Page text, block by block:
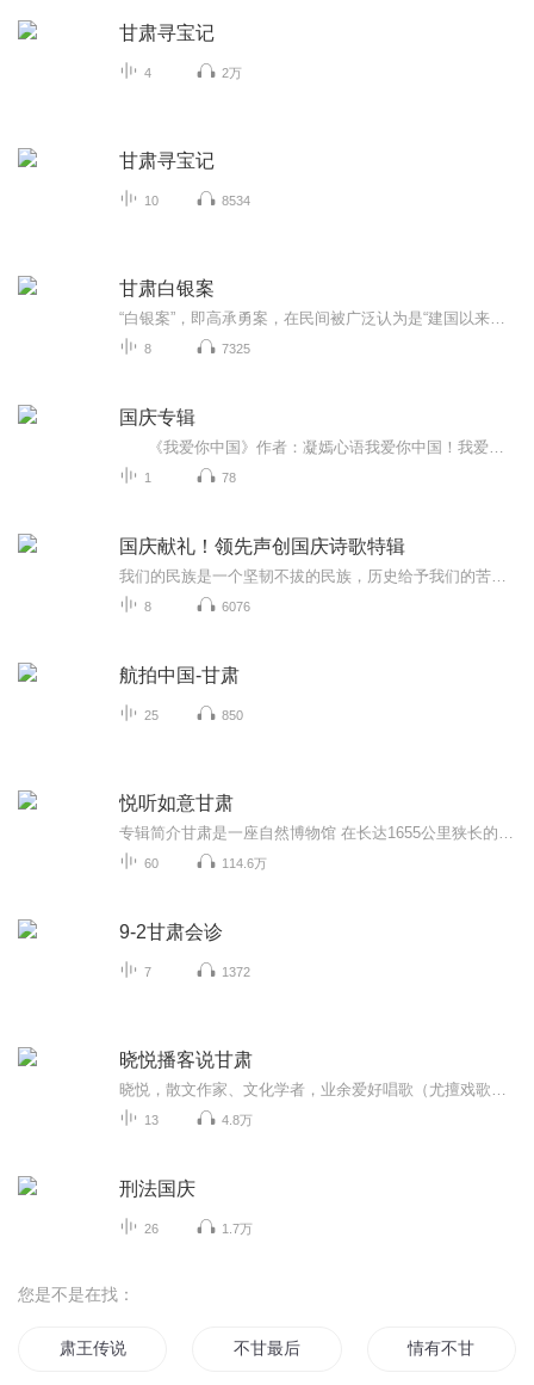
甘肃寻宝记
4 2万
甘肃寻宝记
10 8534
甘肃白银案
8 7325
国庆专辑
1 78
国庆献礼！领先声创国庆诗歌特辑
8 6076
航拍中国-甘肃
25 850
悦听如意甘肃
60 114.6万
9-2甘肃会诊
7 1372
晓悦播客说甘肃
13 4.8万
刑法国庆
26 1.7万
您是不是在找：
肃王传说 不甘最后 情有不甘